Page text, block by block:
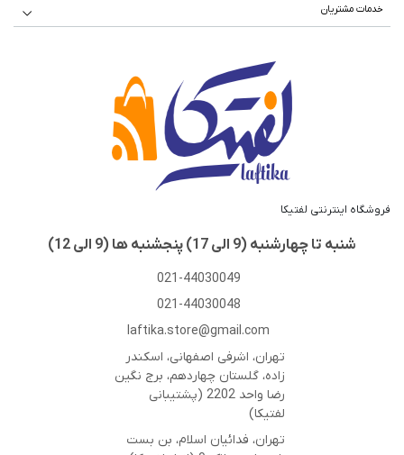
خدمات مشتریان
فروشگاه اینترنتی لفتیکا
شنبه تا چهارشنبه (9 الی 17) پنجشنبه ها (9 الی 12)
021-44030049
021-44030048
laftika.store@gmail.com
تهران، اشرفی اصفهانی، اسکندر
زاده، گلستان چهاردهم، برج نگین
رضا واحد 2202 (پشتیبانی
لفتیکا)
تهران، فدائیان اسلام، بن بست